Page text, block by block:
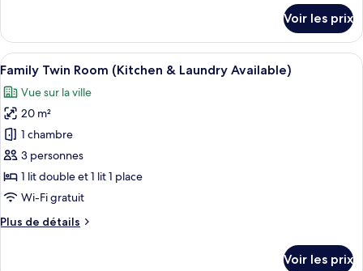
avec
lits
jumeaux
le
type
de
chambre
Chambre
Standard
avec
lits
jumeaux
Voir les prix
Afficher
toutes
les
photos
pour
ce
type
de
chambre :
Family
Une chambre d’hôtel équipée d’un
17
Family Twin Room (Kitchen & Laundry Available)
Vue sur la ville
20 m²
1 chambre
3 personnes
1 lit double et 1 lit 1 place
Wi-Fi gratuit
Plus de détails
Plus
Voir les prix